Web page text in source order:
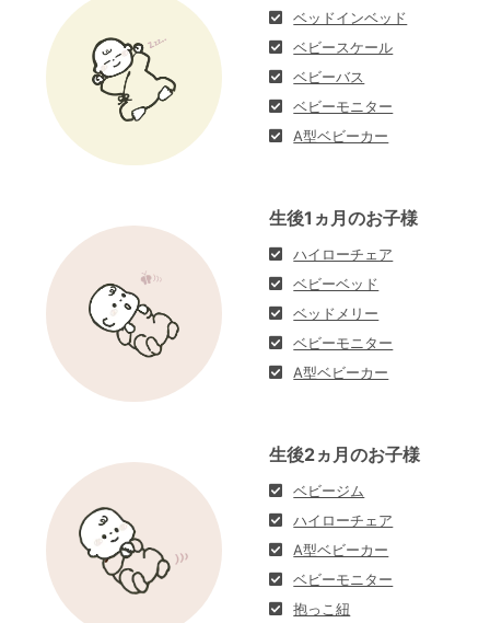
ベッドインベッド
ベビースケール
ベビーバス
ベビーモニター
A型ベビーカー
生後1ヵ月のお子様
ハイローチェア
ベビーベッド
ベッドメリー
ベビーモニター
A型ベビーカー
生後2ヵ月のお子様
ベビージム
ハイローチェア
A型ベビーカー
ベビーモニター
抱っこ紐